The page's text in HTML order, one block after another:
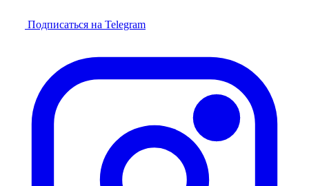
Подписаться на Telegram